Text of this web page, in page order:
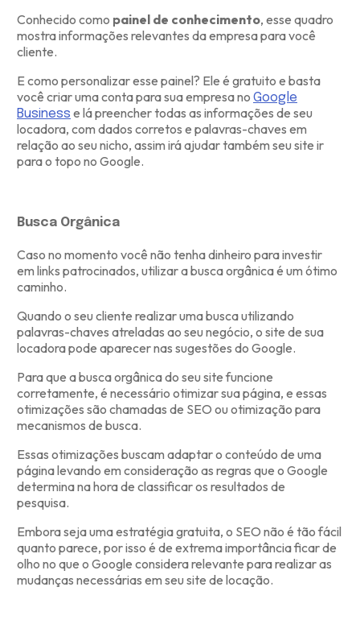
Conhecido como painel de conhecimento, esse quadro
mostra informações relevantes da empresa para você
cliente.
E como personalizar esse painel? Ele é gratuito e basta
você criar uma conta para sua empresa no Google
Business e lá preencher todas as informações de seu
locadora, com dados corretos e palavras-chaves em
relação ao seu nicho, assim irá ajudar também seu site ir
para o topo no Google.
Busca Orgânica
Caso no momento você não tenha dinheiro para investir
em links patrocinados, utilizar a busca orgânica é um ótimo
caminho.
Quando o seu cliente realizar uma busca utilizando
palavras-chaves atreladas ao seu negócio, o site de sua
locadora pode aparecer nas sugestões do Google.
Para que a busca orgânica do seu site funcione
corretamente, é necessário otimizar sua página, e essas
otimizações são chamadas de SEO ou otimização para
mecanismos de busca.
Essas otimizações buscam adaptar o conteúdo de uma
página levando em consideração as regras que o Google
determina na hora de classificar os resultados de
pesquisa.
Embora seja uma estratégia gratuita, o SEO não é tão fácil
quanto parece, por isso é de extrema importância ficar de
olho no que o Google considera relevante para realizar as
mudanças necessárias em seu site de locação.